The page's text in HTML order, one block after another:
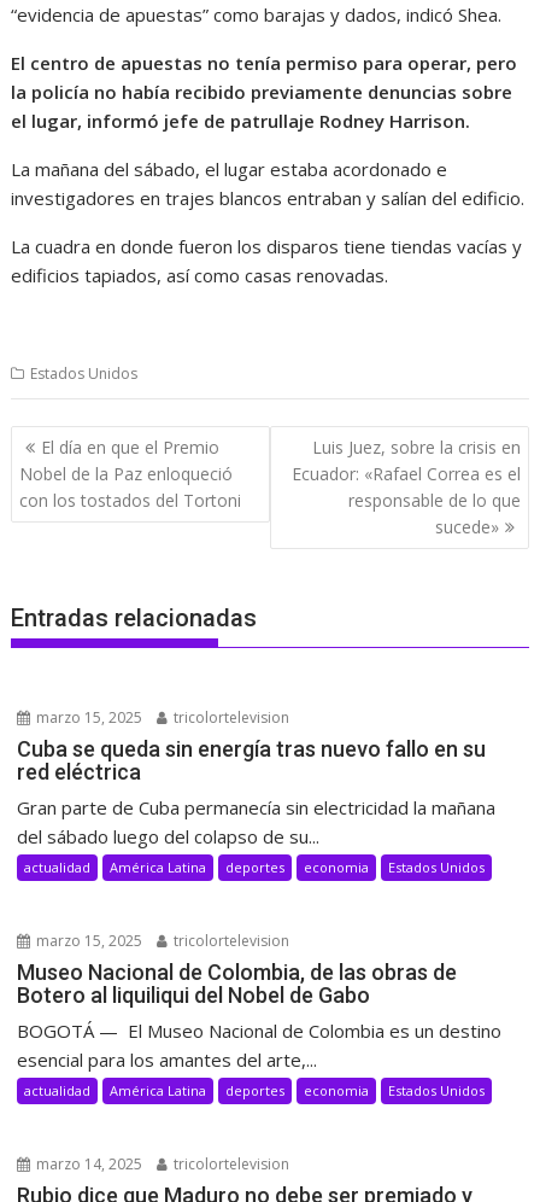
“evidencia de apuestas” como barajas y dados, indicó Shea.
El centro de apuestas no tenía permiso para operar, pero
la policía no había recibido previamente denuncias sobre
el lugar, informó jefe de patrullaje Rodney Harrison.
La mañana del sábado, el lugar estaba acordonado e
investigadores en trajes blancos entraban y salían del edificio.
La cuadra en donde fueron los disparos tiene tiendas vacías y
edificios tapiados, así como casas renovadas.
Estados Unidos
Navegación
de
entradas
El día en que el Premio
Nobel de la Paz enloqueció
con los tostados del Tortoni
Luis Juez, sobre la crisis en
Ecuador: «Rafael Correa es el
responsable de lo que
sucede»
Entradas relacionadas
marzo 15, 2025 tricolortelevision
Cuba se queda sin energía tras nuevo fallo en su
red eléctrica
Gran parte de Cuba permanecía sin electricidad la mañana
del sábado luego del colapso de su...
actualidad América Latina deportes economia Estados Unidos
marzo 15, 2025 tricolortelevision
Museo Nacional de Colombia, de las obras de
Botero al liquiliqui del Nobel de Gabo
BOGOTÁ — El Museo Nacional de Colombia es un destino
esencial para los amantes del arte,...
actualidad América Latina deportes economia Estados Unidos
marzo 14, 2025 tricolortelevision
Rubio dice que Maduro no debe ser premiado y